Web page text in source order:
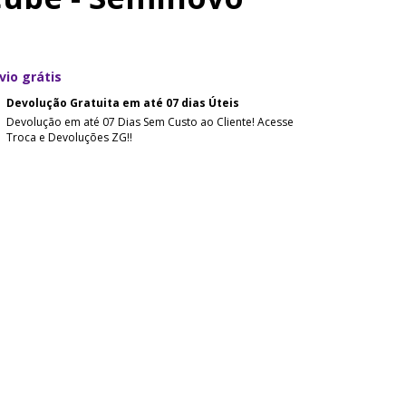
grátis
Devolução Gratuita em até 07 dias Úteis
Devolução em até 07 Dias Sem Custo ao Cliente! Acesse
Troca e Devoluções ZG!!